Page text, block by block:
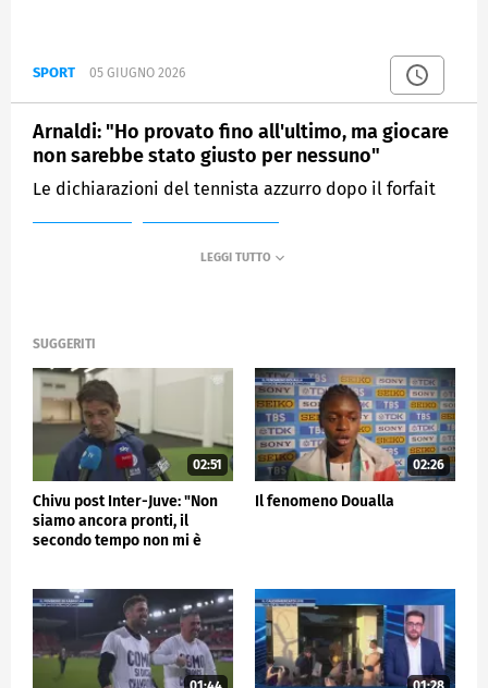
SPORT 05 GIUGNO 2026
Arnaldi: "Ho provato fino all'ultimo, ma giocare
non sarebbe stato giusto per nessuno"
Le dichiarazioni del tennista azzurro dopo il forfait
SUGGERITI
02:51
Chivu post Inter-Juve: "Non
siamo ancora pronti, il
secondo tempo non mi è
02:26
Il fenomeno Doualla